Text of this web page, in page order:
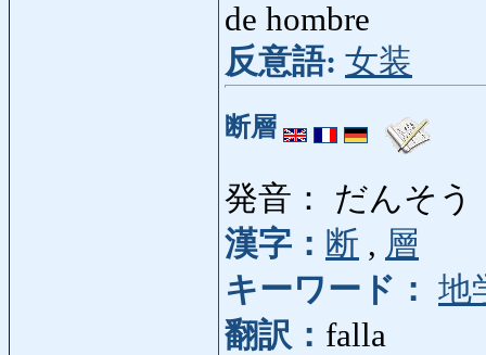
de hombre
反意語: 女装
断層
発音： だんそう
漢字： 断 , 層
キーワード： 地
翻訳： falla